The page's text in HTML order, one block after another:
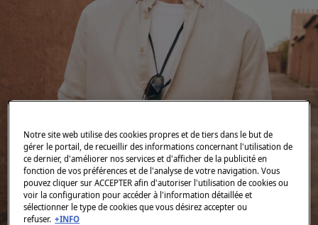
Notre site web utilise des cookies propres et de tiers dans le but de
gérer le portail, de recueillir des informations concernant l'utilisation de
ce dernier, d'améliorer nos services et d'afficher de la publicité en
fonction de vos préférences et de l'analyse de votre navigation. Vous
pouvez cliquer sur ACCEPTER afin d'autoriser l'utilisation de cookies ou
voir la configuration pour accéder à l'information détaillée et
sélectionner le type de cookies que vous désirez accepter ou
refuser. +INFO